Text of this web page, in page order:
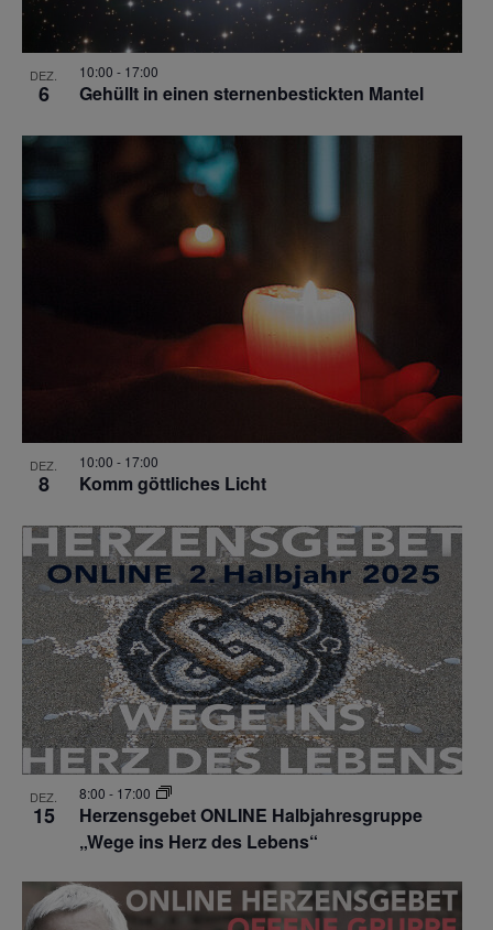
DEZ.
6 Gehüllt in einen sternenbestickten Mantel
10:00 - 17:00
DEZ.
8 Komm göttliches Licht
10:00 - 17:00
DEZ.
15
Herzensgebet ONLINE Halbjahresgruppe
„Wege ins Herz des Lebens“
8:00 - 17:00